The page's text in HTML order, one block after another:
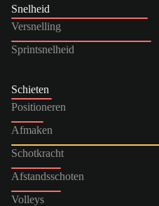
Snelheid
Versnelling
Sprintsnelheid
Schieten
Positioneren
Afmaken
Schotkracht
Afstandsschoten
Volleys